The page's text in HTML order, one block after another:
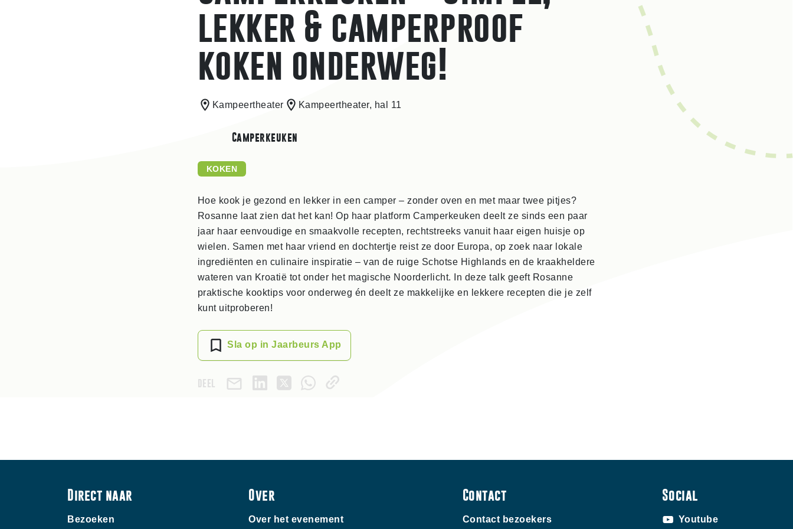
lekker & camperproof
koken onderweg!
Kampeertheater Kampeertheater, hal 11
Camperkeuken
KOKEN
Hoe kook je gezond en lekker in een camper – zonder oven en met maar twee pitjes?
Rosanne laat zien dat het kan! Op haar platform Camperkeuken deelt ze sinds een paar
jaar haar eenvoudige en smaakvolle recepten, rechtstreeks vanuit haar eigen huisje op
wielen. Samen met haar vriend en dochtertje reist ze door Europa, op zoek naar lokale
ingrediënten en culinaire inspiratie – van de ruige Schotse Highlands en de kraakheldere
wateren van Kroatië tot onder het magische Noorderlicht. In deze talk geeft Rosanne
praktische kooktips voor onderweg én deelt ze makkelijke en lekkere recepten die je zelf
kunt uitproberen!
Sla op in Jaarbeurs App
DEEL
Direct naar
Bezoeken
Over
Over het evenement
Contact
Contact bezoekers
Social
Youtube